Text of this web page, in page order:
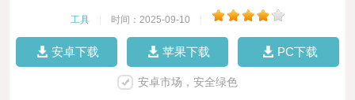
工具 时间：2025-09-10
安卓下载 苹果下载 PC下载
安卓市场，安全绿色